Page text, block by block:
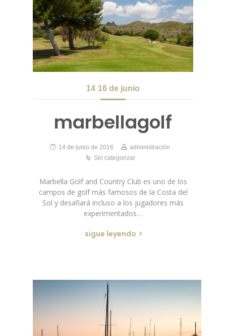
14 16 de junio
marbellagolf
14 de junio de 2016
administración
Sin categorizar
Marbella Golf and Country Club es uno de los
campos de golf más famosos de la Costa del
Sol y desafiará incluso a los jugadores más
experimentados…
sigue leyendo